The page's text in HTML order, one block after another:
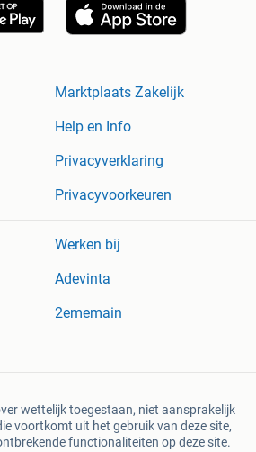
Marktplaats Zakelijk
Help en Info
Privacyverklaring
Privacyvoorkeuren
Werken bij
Adevinta
2ememain
wettelijk toegestaan, niet aansprakelijk
voortkomt uit het gebruik van deze site,
functionaliteiten op deze site.